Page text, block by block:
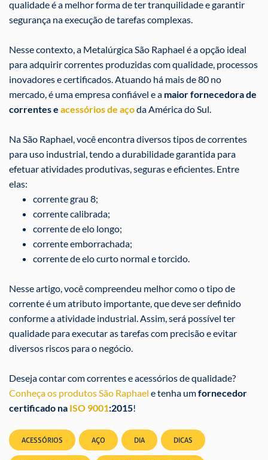
qualidade é a melhor forma de ter tranquilidade e garantir
segurança na execução de tarefas complexas.
Nesse contexto, a Metalúrgica São Raphael é a opção ideal
para adquirir correntes produzidas com qualidade, processos
inovadorese certificados. Atuando há mais de 80 no
mercado, é uma empresa confiável e a maior fornecedora de
correntes e acessórios de açoda América do Sul.
Na São Raphael, você encontra diversos tipos de correntes
para uso industrial, tendo a durabilidade garantida para
efetuar atividades produtivas, seguras e eficientes. Entre
elas:
corrente grau 8;
corrente calibrada;
corrente de elo longo;
corrente emborrachada;
corrente de elo curto normal e torcido.
Nesse artigo, você compreendeu melhor como otipo de
correnteé um atributo importante, que deve ser definido
conforme a atividade industrial. Assim, será possível ter
qualidade para executar as tarefas com precisão e evitar
diversos riscos para o negócio.
Deseja contar com correntes e acessórios de qualidade?
Conheça os produtos São Raphael e tenha umfornecedor
certificado na ISO 9001:2015!
ACESSÓRIOS AÇO DIA DICAS